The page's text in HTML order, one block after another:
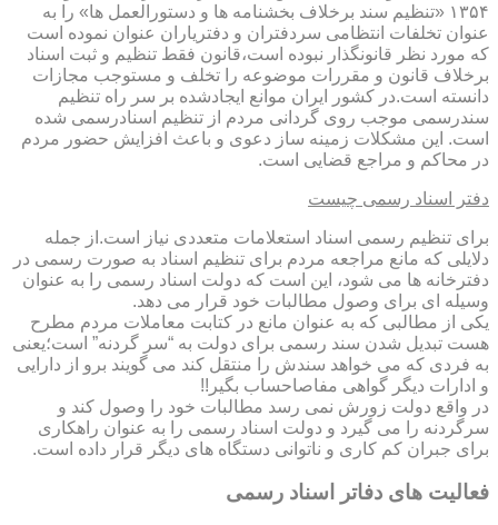
۱۳۵۴ «تنظیم سند برخلاف بخشنامه ها و دستورالعمل ها» را به
عنوان تخلفات انتظامی سردفتران و دفتریاران عنوان نموده است
که مورد نظر قانونگذار نبوده است،قانون فقط تنظیم و ثبت اسناد
برخلاف قانون و مقررات موضوعه را تخلف و مستوجب مجازات
دانسته است.در کشور ایران موانع ایجادشده بر سر راه تنظیم
سندرسمی موجب روی گردانی مردم از تنظیم اسنادرسمی شده
است. این مشکلات زمینه ساز دعوی و باعث افزایش حضور مردم
در محاکم و مراجع قضایی است.
دفتر اسناد رسمی چیست
برای تنظیم رسمی اسناد استعلامات متعددی نیاز است.از جمله
دلایلی که مانع مراجعه مردم برای تنظیم اسناد به صورت رسمی در
دفترخانه ها می شود، این است که دولت اسناد رسمی را به عنوان
وسیله ای برای وصول مطالبات خود قرار می دهد.
یکی از مطالبی که به عنوان مانع در کتابت معاملات مردم مطرح
هست تبدیل شدن سند رسمی برای دولت به “سر گردنه” است؛یعنی
به فردی که می خواهد سندش را منتقل کند می گویند برو از دارایی
و ادارات دیگر گواهی مفاصاحساب بگیر!!
در واقع دولت زورش نمی رسد مطالبات خود را وصول کند و
سرگردنه را می گیرد و دولت اسناد رسمی را به عنوان راهکاری
برای جبران کم کاری و ناتوانی دستگاه های دیگر قرار داده است.
فعالیت های دفاتر اسناد رسمی